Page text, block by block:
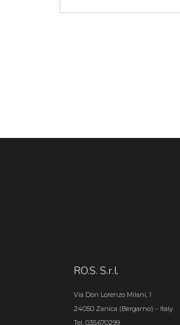
RO.S. S.r.l.
Via Don Lorenzo Milani, 1
24050 Zanica (Bergamo) – Italy
Tel. 035.670299